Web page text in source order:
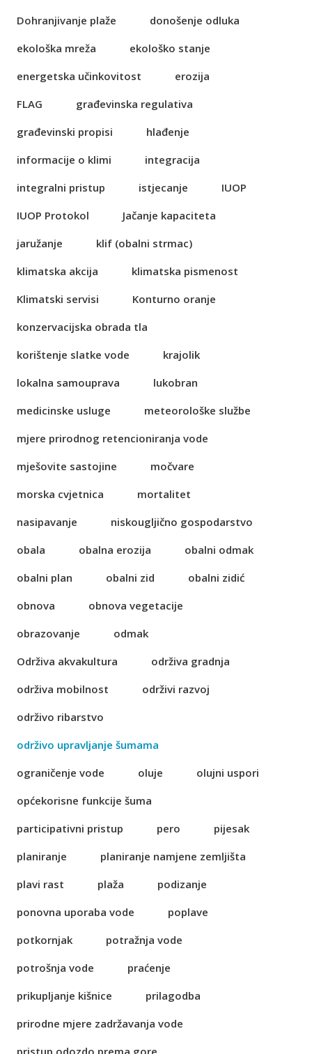
Dohranjivanje plaže
donošenje odluka
ekološka mreža
ekološko stanje
energetska učinkovitost
erozija
FLAG
građevinska regulativa
građevinski propisi
hlađenje
informacije o klimi
integracija
integralni pristup
istjecanje
IUOP
IUOP Protokol
Jačanje kapaciteta
jaružanje
klif (obalni strmac)
klimatska akcija
klimatska pismenost
Klimatski servisi
Konturno oranje
konzervacijska obrada tla
korištenje slatke vode
krajolik
lokalna samouprava
lukobran
medicinske usluge
meteorološke službe
mjere prirodnog retencioniranja vode
mješovite sastojine
močvare
morska cvjetnica
mortalitet
nasipavanje
niskougljično gospodarstvo
obala
obalna erozija
obalni odmak
obalni plan
obalni zid
obalni zidić
obnova
obnova vegetacije
obrazovanje
odmak
Održiva akvakultura
održiva gradnja
održiva mobilnost
održivi razvoj
održivo ribarstvo
održivo upravljanje šumama
ograničenje vode
oluje
olujni uspori
općekorisne funkcije šuma
participativni pristup
pero
pijesak
planiranje
planiranje namjene zemljišta
plavi rast
plaža
podizanje
ponovna uporaba vode
poplave
potkornjak
potražnja vode
potrošnja vode
praćenje
prikupljanje kišnice
prilagodba
prirodne mjere zadržavanja vode
pristup odozdo prema gore